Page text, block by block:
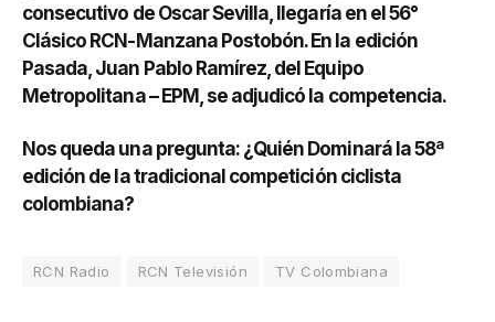
consecutivo de Oscar Sevilla, llegaría en el 56°
Clásico RCN-Manzana Postobón. En la edición
Pasada, Juan Pablo Ramírez, del Equipo
Metropolitana – EPM, se adjudicó la competencia.
Nos queda una pregunta: ¿Quién Dominará la 58ª
edición de la tradicional competición ciclista
colombiana?
RCN Radio RCN Televisión TV Colombiana